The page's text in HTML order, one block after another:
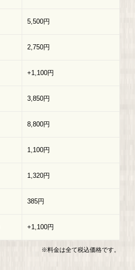
5,500円
2,750円
+1,100円
3,850円
8,800円
1,100円
1,320円
385円
+1,100円
※料金は全て税込価格です。